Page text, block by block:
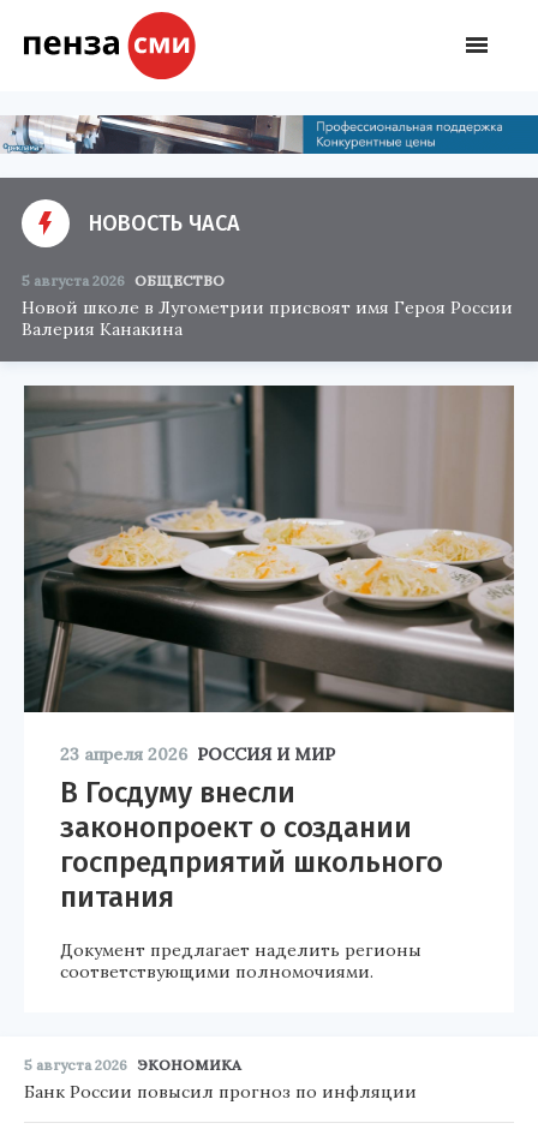
НОВОСТЬ ЧАСА
5 августа 2026 ОБЩЕСТВО
Новой школе в Лугометрии присвоят имя Героя России
Валерия Канакина
23 апреля 2026 РОССИЯ И МИР
В Госдуму внесли
законопроект о создании
госпредприятий школьного
питания
Документ предлагает наделить регионы
соответствующими полномочиями.
5 августа 2026 ЭКОНОМИКА
Банк России повысил прогноз по инфляции